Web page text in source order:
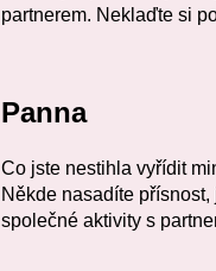
partnerem. Neklaďte si
Panna
Co jste nestihla vyřídit
Někde nasadíte
společné aktivity s